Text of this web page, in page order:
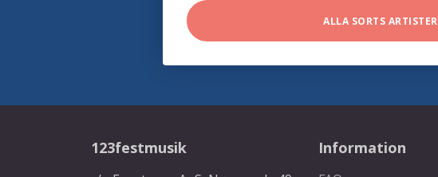
ALLA SORTS ARTISTER
123festmusik Information